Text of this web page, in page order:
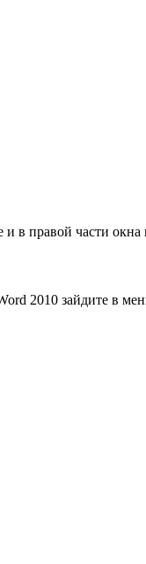
в правой части
2010 зайдите в